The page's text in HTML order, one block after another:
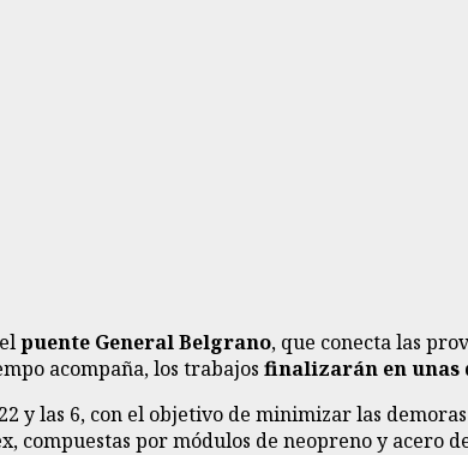
puente General Belgrano, que conecta las
acompaña, los trabajos finalizarán en unas
y las 6, con el objetivo de minimizar las
por módulos de neopreno y acero